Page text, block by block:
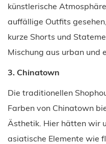
künstlerische
auffällige Outfits
kurze Shorts und
Mischung aus urban und
3. Chinatown
Die traditionellen
Farben von Chinatown
Ästhetik. Hier hätten wir
asiatische Elemente wie